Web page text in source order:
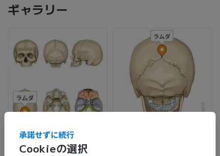
ギャラリー
Cookieの選択
承諾せずに続行